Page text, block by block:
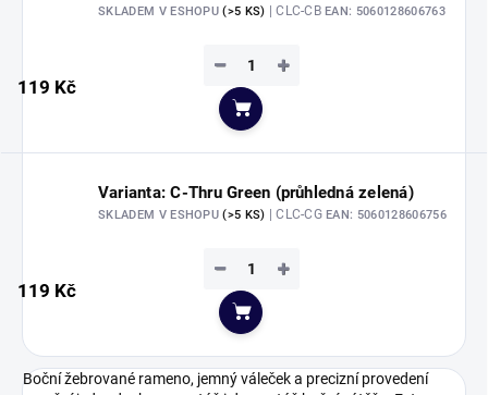
SKLADEM V ESHOPU(>5 KS) | CLC-CBEAN: 5060128606763
119 Kč
+
−
Do košíku
Varianta: C-Thru Green (průhledná zelená)
SKLADEM V ESHOPU(>5 KS) | CLC-CGEAN: 5060128606756
119 Kč
+
−
Do košíku
Boční žebrované rameno, jemný váleček a precizní provedení